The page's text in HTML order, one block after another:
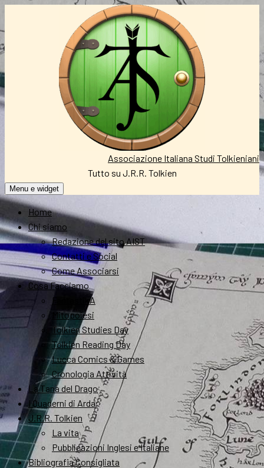
Associazione Italiana Studi Tolkieniani
Tutto su J.R.R. Tolkien
Menu e widget
Home
Chi siamo
Redazione del sito AIST
Contatti e Social
Come Associarsi
Cosa Facciamo
FantastikA
Mitopoiesi
Tolkien Studies Day
Tolkien Reading Day
Lucca Comics & Games
Cronologia Attività
La Tana del Drago
I Quaderni di Arda
J.R.R. Tolkien
La vita
Pubblicazioni Inglesi e Italiane
Bibliografia Consigliata